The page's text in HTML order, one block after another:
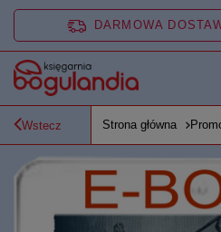
DARMOWA
Wstecz Strona główna